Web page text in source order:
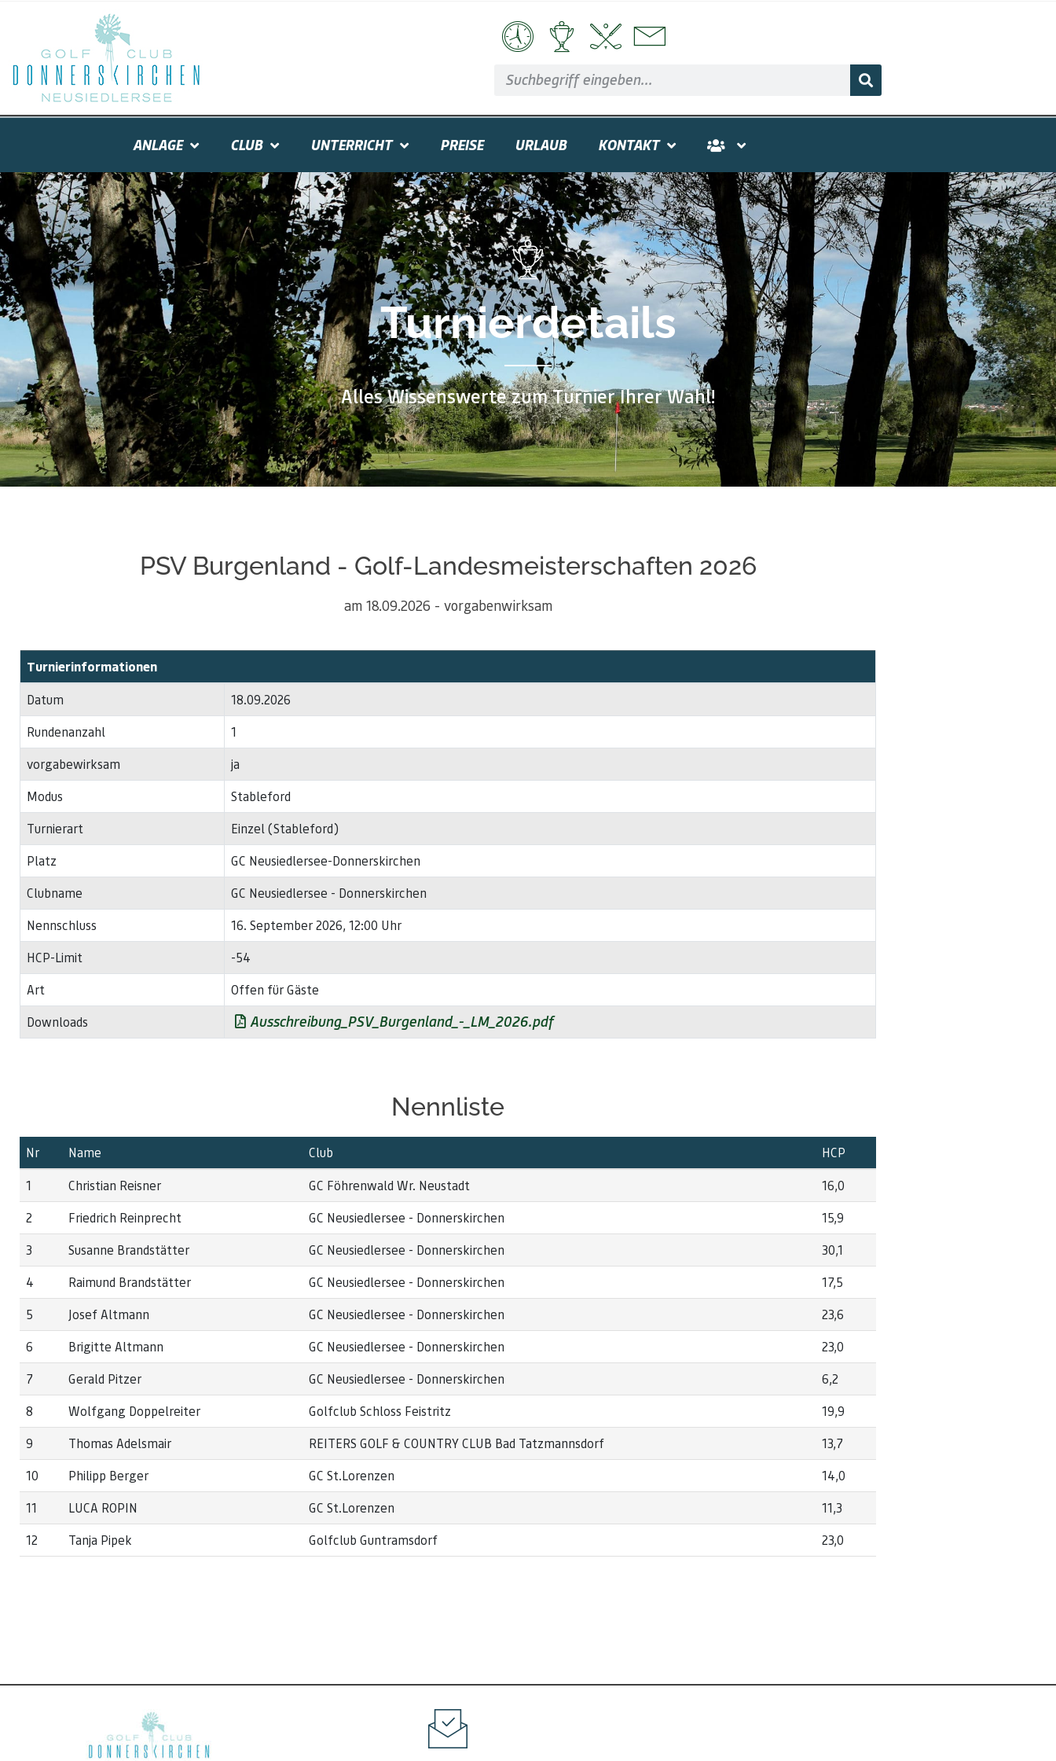
ANLAGE CLUB UNTERRICHT PREISE URLAUB KONTAKT
Turnierdetails
Alles Wissenswerte zum Turnier Ihrer Wahl!
PSV Burgenland - Golf-Landesmeisterschaften 2026
am 18.09.2026 - vorgabenwirksam
Turnierinformationen
Datum
18.09.2026
Rundenanzahl
1
vorgabewirksam
ja
Modus
Stableford
Turnierart
Einzel (Stableford)
Platz
GC Neusiedlersee-Donnerskirchen
Clubname
GC Neusiedlersee - Donnerskirchen
Nennschluss
16. September 2026, 12:00 Uhr
HCP-Limit
-54
Art
Offen für Gäste
Downloads
Ausschreibung_PSV_Burgenland_-_LM_2026.pdf
Nennliste
Nr Name Club
HCP
1
Christian Reisner GC Föhrenwald Wr. Neustadt
16,0
2
Friedrich Reinprecht GC Neusiedlersee - Donnerskirchen
15,9
3
Susanne Brandstätter GC Neusiedlersee - Donnerskirchen
30,1
4
Raimund Brandstätter GC Neusiedlersee - Donnerskirchen
17,5
5
Josef Altmann GC Neusiedlersee - Donnerskirchen
23,6
6
Brigitte Altmann GC Neusiedlersee - Donnerskirchen
23,0
7
Gerald Pitzer GC Neusiedlersee - Donnerskirchen
6,2
8
Wolfgang Doppelreiter Golfclub Schloss Feistritz
19,9
9
Thomas Adelsmair REITERS GOLF & COUNTRY CLUB Bad Tatzmannsdorf
13,7
10
Philipp Berger GC St.Lorenzen
14,0
11
LUCA ROPIN GC St.Lorenzen
11,3
12
Tanja Pipek Golfclub Guntramsdorf 23,0